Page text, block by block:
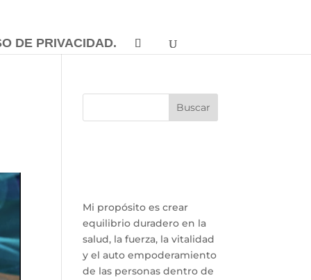
DE PRIVACIDAD.
Buscar
Mi propósito es crear
equilibrio duradero en la
salud, la fuerza, la vitalidad
y el auto empoderamiento
de las personas dentro de